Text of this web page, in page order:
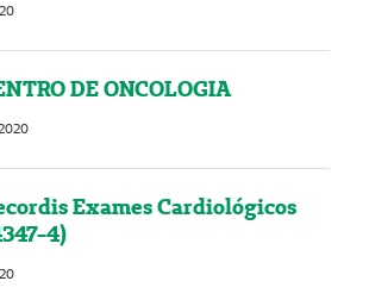
DE ONCOLOGIA
Exames Cardiológicos
4)